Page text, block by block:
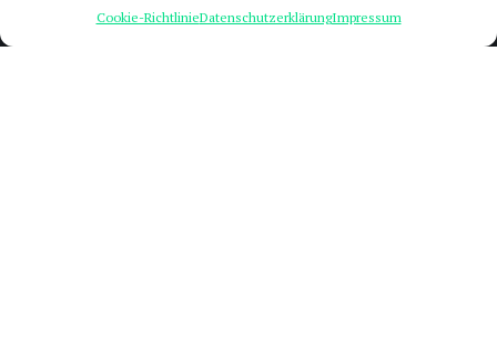
Cookie-RichtlinieDatenschutzerklärungImpressum
Kontakt